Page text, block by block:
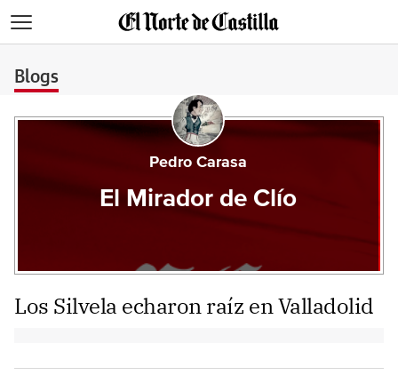
Blogs
Pedro Carasa
El Mirador de Clío
Los Silvela echaron raíz en Valladolid